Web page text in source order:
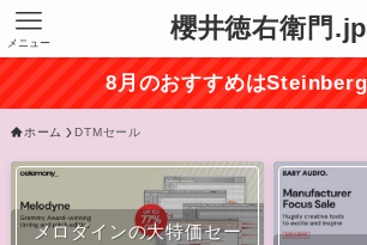
櫻井徳右衛門.jp
メニュー
8月のおすすめは
ホーム DTMセール
メロダインの大特価セー